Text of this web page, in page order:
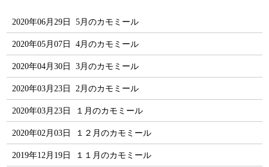
2020年06月29日 5月のカモミール
2020年05月07日 4月のカモミール
2020年04月30日 3月のカモミール
2020年03月23日 2月のカモミール
2020年03月23日 １月のカモミール
2020年02月03日 １２月のカモミール
2019年12月19日 １１月のカモミール